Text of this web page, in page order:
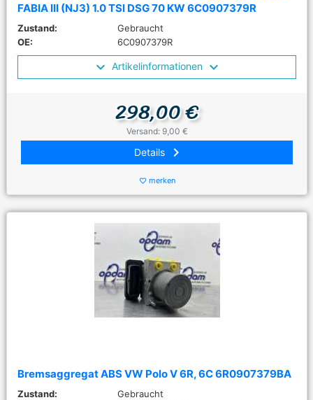
FABIA III (NJ3) 1.0 TSI DSG 70 KW 6C0907379R
Zustand:
Gebraucht
OE:
6C0907379R
Artikelinformationen
298,00 €
Versand: 9,00 €
Details keyboard_arrow_right
favorite_border merken
Bremsaggregat ABS VW Polo V 6R, 6C 6R0907379BA
Zustand:
Gebraucht